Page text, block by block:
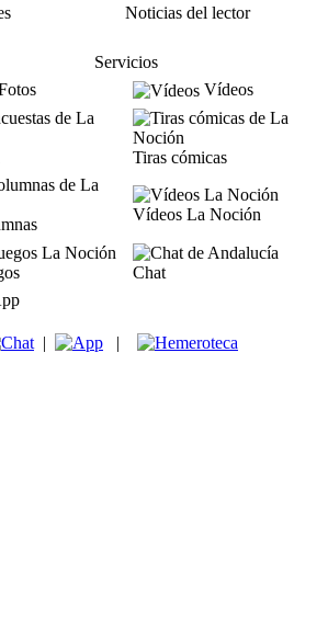
Noticias del lector
Servicios
Vídeos
Tiras cómicas
Vídeos La Noción
Chat
| |